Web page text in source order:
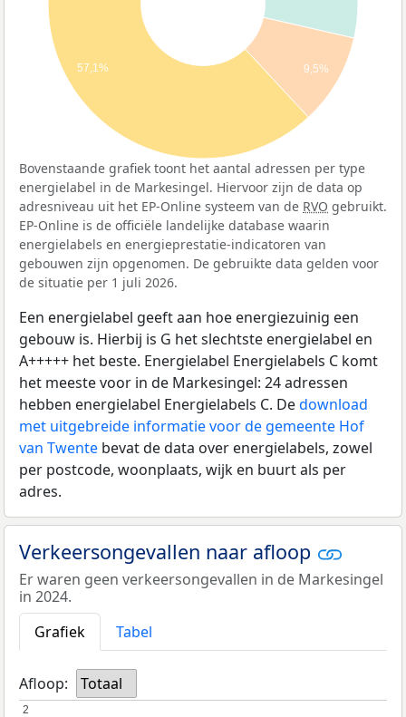
9,5%
57,1%
Bovenstaande grafiek toont het aantal adressen per type
energielabel in de Markesingel. Hiervoor zijn de data op
adresniveau uit het EP-Online systeem van de RVO gebruikt.
EP-Online is de officiële landelijke database waarin
energielabels en energieprestatie-indicatoren van
gebouwen zijn opgenomen. De gebruikte data gelden voor
de situatie per 1 juli 2026.
Een energielabel geeft aan hoe energiezuinig een
gebouw is. Hierbij is G het slechtste energielabel en
A+++++ het beste. Energielabel Energielabels C komt
het meeste voor in de Markesingel: 24 adressen
hebben energielabel Energielabels C. Dedownload
met uitgebreide informatie voor de gemeente Hof
van Twente bevat de data over energielabels, zowel
per postcode, woonplaats, wijk en buurt als per
adres.
Verkeersongevallen naar afloop
Er waren geen verkeersongevallen in de Markesingel
in 2024.
Grafiek
Tabel
Afloop: Totaal
2
2